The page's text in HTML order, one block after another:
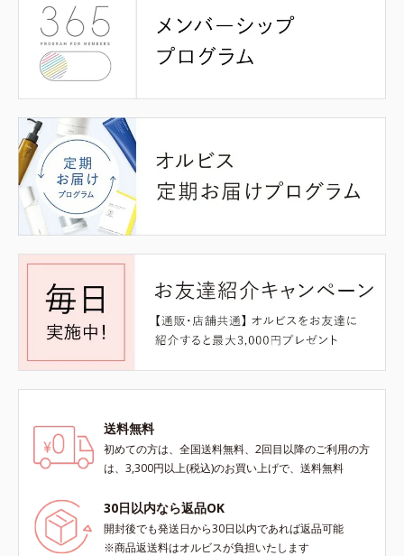
送料無料
初めての方は、全国送料無料、2回目以降のご利用の方
は、3,300円以上(税込)のお買い上げで、送料無料
30日以内なら返品OK
開封後でも発送日から30日以内であれば返品可能
※商品返送料はオルビスが負担いたします